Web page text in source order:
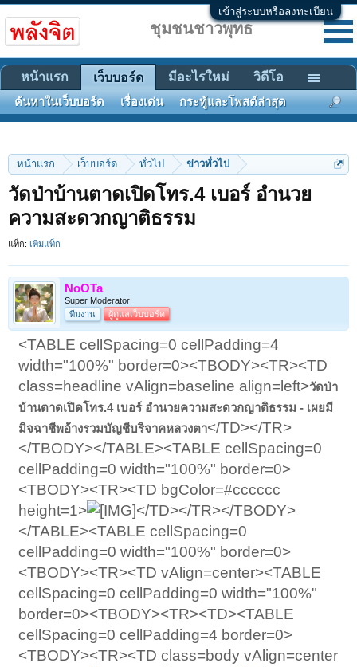
เข้าสู่ระบบหรือลงทะเบียน
หน้าแรก เว็บบอร์ด ทั่วไป ข่าวทั่วไป
วัดป่าบ้านตาดเปิดโทร.4 เบอร์ อำนวย
ความสะดวกญาติธรรม
แท็ก: เพิ่มแท็ก
NoOTa
Super Moderator
ทีมงาน
ผู้ดูแลเว็บบอร์ด
<TABLE cellSpacing=0 cellPadding=4
width="100%" border=0><TBODY><TR><TD
class=headline vAlign=baseline align=left>วัดป่า
บ้านตาดเปิดโทร.4 เบอร์ อำนวยความสะดวกญาติธรรม - เผยมี
มิจฉาชีพอ้างรวมบัญชีบริจาคหลวงตา</TD></TR>
</TBODY></TABLE><TABLE cellSpacing=0
cellPadding=0 width="100%" border=0>
<TBODY><TR><TD bgColor=#cccccc
height=1>
</TD></TR></TBODY>
</TABLE><TABLE cellSpacing=0
cellPadding=0 width="100%" border=0>
<TBODY><TR><TD vAlign=center><TABLE
cellSpacing=0 cellPadding=0 width="100%"
border=0><TBODY><TR><TD><TABLE
cellSpacing=0 cellPadding=4 border=0>
<TBODY><TR><TD class=body vAlign=center
ชุมชนชาวพุทธ
หน้าแรก เว็บบอร์ด
ค้นหาในเว็บบอร์ด เรื่องเด่น กระทู้และโพสต์ล่าสุด
มีอะไรใหม่ วิดีโอ